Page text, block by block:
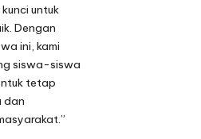
untuk
Dengan
ini, kami
siswa-siswa
tetap
dan